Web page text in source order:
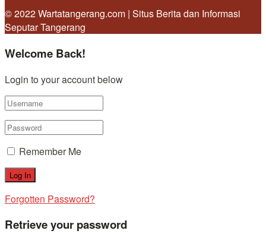
© 2022 Wartatangerang.com | Situs Berita dan Informasi
Seputar Tangerang
Welcome Back!
Login to your account below
Remember Me
Forgotten Password?
Retrieve your password